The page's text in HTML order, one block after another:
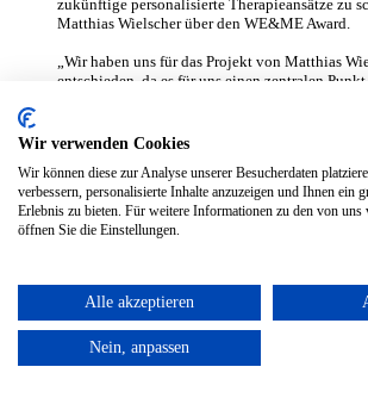
zukünftige personalisierte Therapieansätze zu
Matthias Wielscher über den WE&ME Award.
„Wir haben uns für das Projekt von Matthias
entschieden, da es für uns einen zentralen
Stratifizierung der Patient:innen einheitliche
Studien und Übereinstimmungen ermöglichen
Subtypisierung mit dem Ziel, unterschiedliche
Krankheitsmechanismen zu entschlüsseln und
Ansatzpunkte für Diagnostik und Therapien zu
dessen Sequenzierung unter anderem auch von
unterstützt wird, ist ein wesentlicher Baustein
so Gabriele Ströck von der WE&ME Stiftung zur
WE&ME Awards.
Wir verwenden Cookies
Wir können diese zur Analyse unserer Besucherdaten
verbessern, personalisierte Inhalte anzuzeigen und Ihnen ein
Erlebnis zu bieten. Für weitere Informationen zu den von uns
öffnen Sie die Einstellungen.
Alle akzeptieren
Nein, anpassen